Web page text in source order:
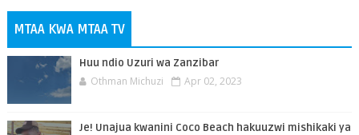
MTAA KWA MTAA TV
Huu ndio Uzuri wa Zanzibar
Othman Michuzi Apr 02, 2023
Je! Unajua kwanini Coco Beach hakuuzwi mishikaki ya